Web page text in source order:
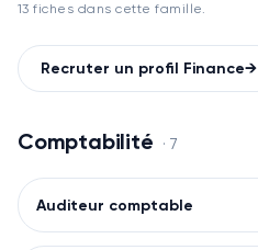
13 fiche s dans cette famille.
Recruter un profil Finance→
Comptabilité · 7
Auditeur comptable